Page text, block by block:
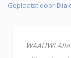
Geplaatst door Dia
WAAUW!